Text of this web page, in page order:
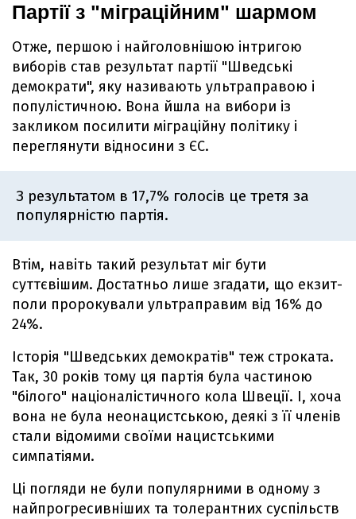
Партії з "міграційним" шармом
Отже, першою і найголовнішою інтригою
виборів став результат партії "Шведські
демократи", яку називають ультраправою і
популістичною. Вона йшла на вибори із
закликом посилити міграційну політику і
переглянути відносини з ЄС.
З результатом в 17,7% голосів це третя за
популярністю партія.
Втім, навіть такий результат міг бути
суттєвішим. Достатньо лише згадати, що екзит-
поли пророкували ультраправим від 16% до
24%.
Історія "Шведських демократів" теж строката.
Так, 30 років тому ця партія була частиною
"білого" націоналістичного кола Швеції. І, хоча
вона не була неонацистською, деякі з її членів
стали відомими своїми нацистськими
симпатіями.
Ці погляди не були популярними в одному з
найпрогресивніших та толерантних суспільств